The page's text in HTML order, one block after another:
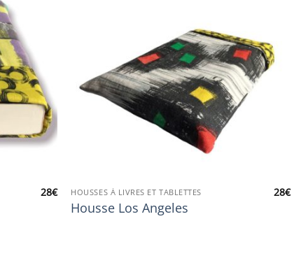
28€ HOUSSES À LIVRES ET TABLETTES
Housse Los Angeles
28€